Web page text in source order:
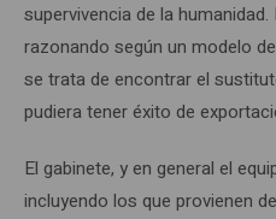
supervivencia de la
razonando según un modelo
se trata de encontrar el
pudiera tener éxito de
El gabinete, y en general el
incluyendo los que provienen